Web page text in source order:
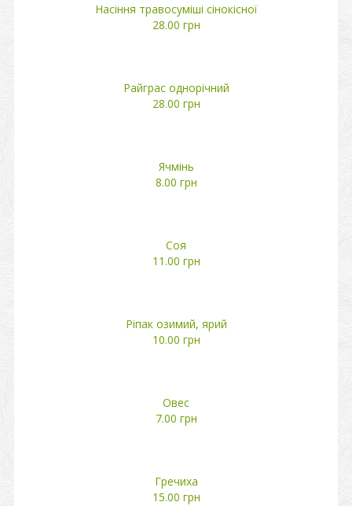
Насіння травосуміші сінокісної
28.00 грн
Райграс однорічний
28.00 грн
Ячмінь
8.00 грн
Соя
11.00 грн
Ріпак озимий, ярий
10.00 грн
Овес
7.00 грн
Гречиха
15.00 грн